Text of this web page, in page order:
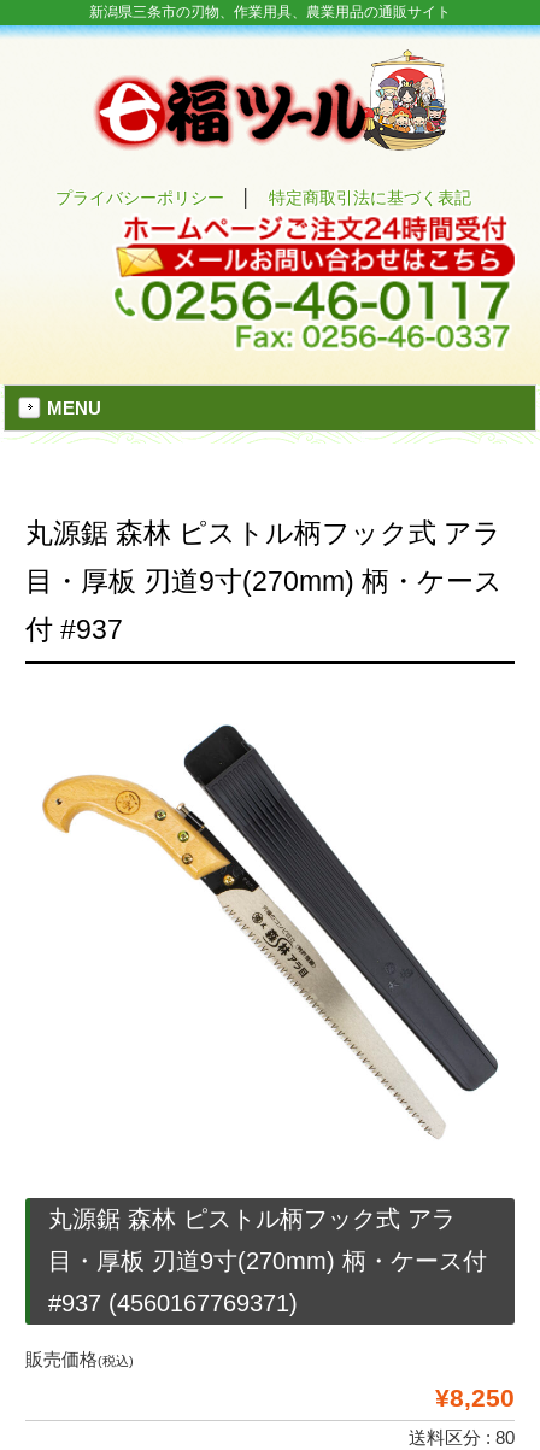
新潟県三条市の刃物、作業用具、農業用品の通販サイト
プライバシーポリシー │特定商取引法に基づく表記
MENU
丸源鋸 森林 ピストル柄フック式 アラ
目・厚板 刃道9寸(270mm) 柄・ケース
付 #937
丸源鋸 森林 ピストル柄フック式 アラ
目・厚板 刃道9寸(270mm) 柄・ケース付
#937 (4560167769371)
販売価格(税込)
¥8,250
送料区分 : 80